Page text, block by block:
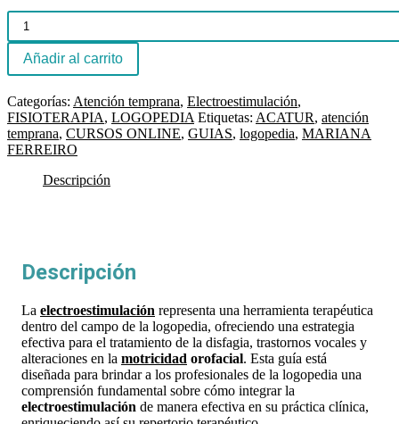
Guía
Uso
la
en
Logopedia
cantidad
Añadir al carrito
Categorías: Atención temprana, Electroestimulación,
FISIOTERAPIA, LOGOPEDIA Etiquetas: ACATUR, atención
temprana, CURSOS ONLINE, GUIAS, logopedia, MARIANA
FERREIRO
Descripción
Descripción
La electroestimulación representa una herramienta terapéutica
dentro del campo de la logopedia, ofreciendo una estrategia
efectiva para el tratamiento de la disfagia, trastornos vocales y
alteraciones en la motricidad orofacial. Esta guía está
diseñada para brindar a los profesionales de la logopedia una
comprensión fundamental sobre cómo integrar la
electroestimulación de manera efectiva en su práctica clínica,